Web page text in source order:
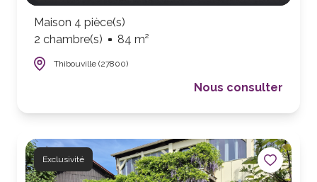
Maison 4 pièce(s)
2 chambre(s)
84 m²
Thibouville (27800)
Nous consulter
Exclusivité